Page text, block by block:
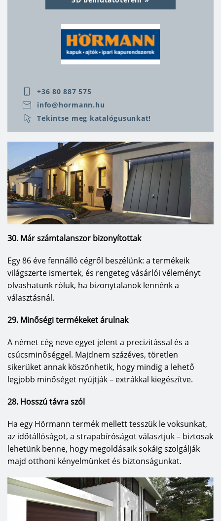
összhangban vannak egymással. Európa
piacvezető ajtó- és kapugyártójának kínálatában
ilyen kombinációk is elérhetők, többféle
választási lehetőség adott. A Hörmann portfóliója
színárnyalatban. Az alapfelszereléshez 5 pontos
automata zár is tartozik. A H-5 automata
reteszelődik, amint a kioldónyelv az ajtószárnyba
A fűtésszámla a rezsiköltségek jelentős részét
teszi ki, ezért rendkívül fontos, hogy a bejárati
ajtó megfelelően hőszigeteljen. A ThermoPro acél
bejárati ajtók ennek az igénynek felelnek meg:
szépek, 8 pontos reteszeléssel gondoskodnak a
biztonságról, körbefutó dupla tömítésük
csökkenti a hőveszteséget, a lábrésznél lévő
kiegészítő kefetömítés szél és vihar ellen is
védelmet nyújt. A kiváló ThermoPro Plus bejárati
ajtók egy síkot alkotó felülettel, 65 mm vastag,
PU-kihabosított, belső szárnykeretes és vastag
falcos acél ajtólappal rendelkeznek. A ThermoPro
szekcionált garázskapuval azonos kivitelben.
ThermoCarbon alumínium bejárati ajtó. Az acél
szekcionált garázskapuk 15 azonos árú, népszerű
színből, valamint a RAL skála kb. 200 színéből és
6-féle Decograin dekorfelületből választhatók.
luc- és Hemlock fenyő – elérhető, a felületek
lazúros színbevonatot kapnak, melyek nyolcféle
színből választhatók, így a bejárati ajtóhoz, illetve
a ház összhatásához igazítható.
A Hörmann érdekes megoldást ajánl a
homlokzatkialakításhoz: az ALR alumínium
szekcionált kaput úgy építi be a homlokzatba,
hogy az szinte láthatatlan, kapuburkolatként
pedig tetszés szerint lehet használni fát,
+36 80 887 575
info@hormann.hu
Tekintse meg katalógusunkat!
30. Már számtalanszor bizonyítottak
Egy 86 éve fennálló cégről beszélünk: a termékeik
világszerte ismertek, és rengeteg vásárlói véleményt
olvashatunk róluk, ha bizonytalanok lennénk a
választásnál.
29. Minőségi termékeket árulnak
A német cég neve egyet jelent a precizitással és a
csúcsminőséggel. Majdnem százéves, töretlen
sikerüket annak köszönhetik, hogy mindig a lehető
legjobb minőséget nyújtják – extrákkal kiegészítve.
28. Hosszú távra szól
Ha egy Hörmann termék mellett tesszük le voksunkat,
az időtállóságot, a strapabíróságot választjuk – biztosak
lehetünk benne, hogy megoldásaik sokáig szolgálják
majd otthoni kényelmünket és biztonságunkat.